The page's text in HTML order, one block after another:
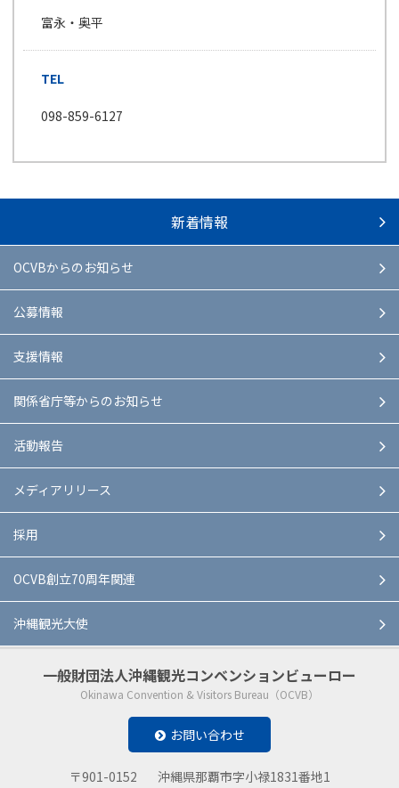
富永・奥平
TEL
098-859-6127
新着情報
OCVBからのお知らせ
公募情報
支援情報
関係省庁等からのお知らせ
活動報告
メディアリリース
採用
OCVB創立70周年関連
沖縄観光大使
一般財団法人沖縄観光コンベンションビューロー
Okinawa Convention & Visitors Bureau（OCVB）
お問い合わせ
〒901-0152 沖縄県那覇市字小禄1831番地1